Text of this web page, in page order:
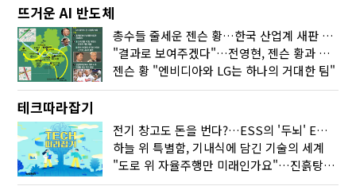
뜨거운 AI 반도체
총수들 줄세운 젠슨 황…한국 산업계 새판 짰다
"결과로 보여주겠다"…전영현, 젠슨 황과 HBM5 논의
젠슨 황 "엔비디아와 LG는 하나의 거대한 팀"
테크따라잡기
전기 창고도 돈을 번다?…ESS의 '두뇌' EMO가 뭐길래
하늘 위 특별함, 기내식에 담긴 기술의 세계
"도로 위 자율주행만 미래인가요"…진흙탕서 길 내는 HD현대 AI 기술